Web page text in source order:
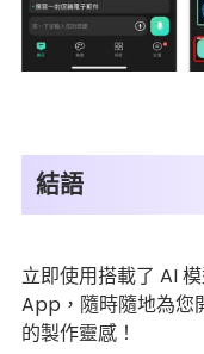
結語
立即使用搭載了 AI
App，隨時隨地為您
的製作靈感！